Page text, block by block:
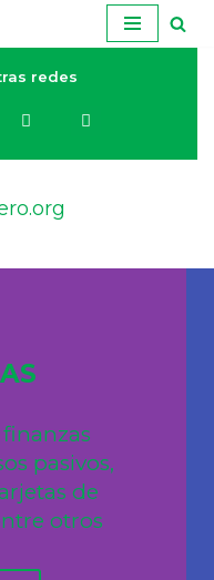
redes
pasivos,
de
otros